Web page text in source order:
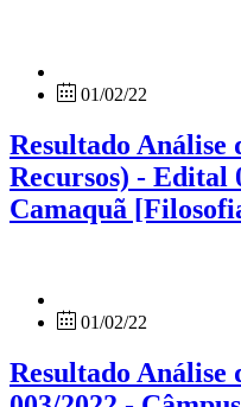
01/02/22
Resultado Análise
Recursos) - Edital
Camaquã
01/02/22
Resultado